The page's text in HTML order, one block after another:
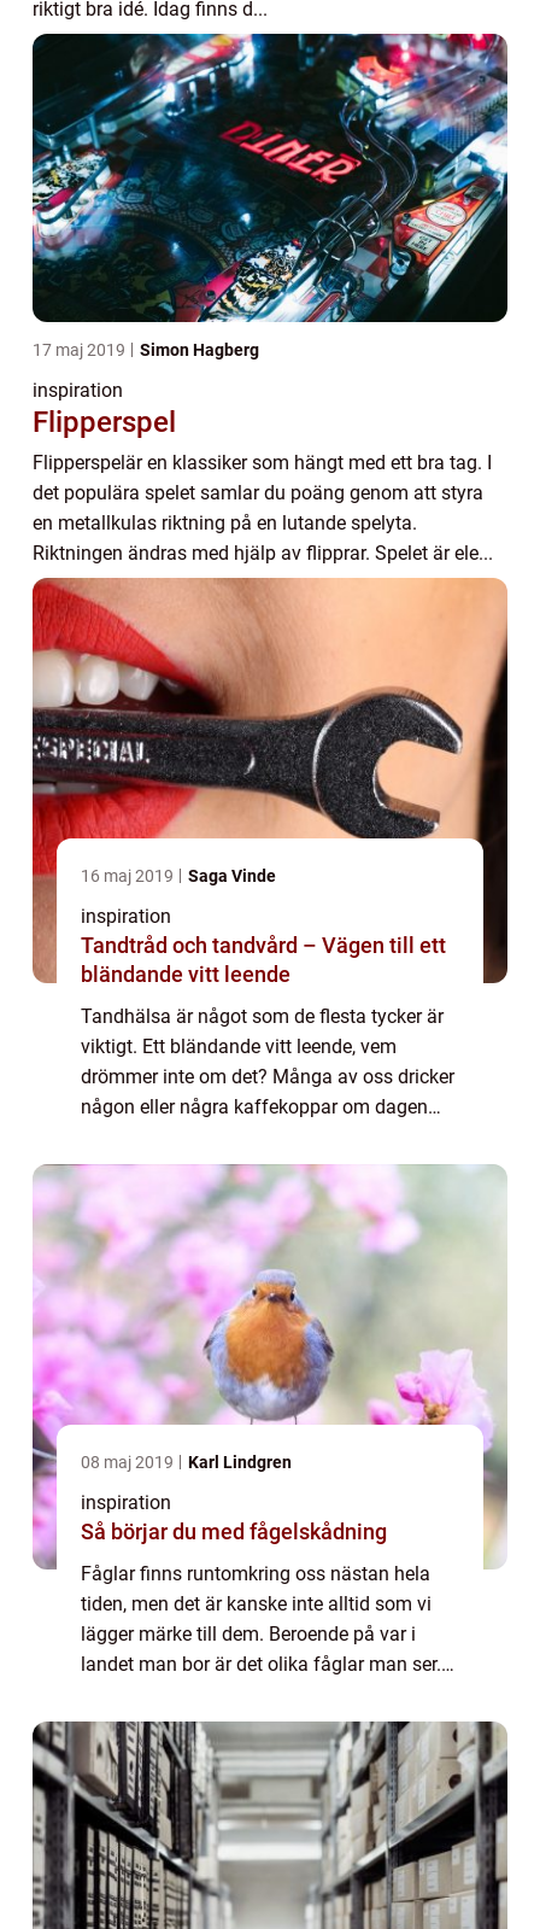
riktigt bra idé. Idag finns d...
17 maj 2019 Simon Hagberg
inspiration
Flipperspel
Flipperspelär en klassiker som hängt med ett bra tag. I
det populära spelet samlar du poäng genom att styra
en metallkulas riktning på en lutande spelyta.
Riktningen ändras med hjälp av flipprar. Spelet är ele...
16 maj 2019 Saga Vinde
inspiration
Tandtråd och tandvård – Vägen till ett
bländande vitt leende
Tandhälsa är något som de flesta tycker är
viktigt. Ett bländande vitt leende, vem
drömmer inte om det? Många av oss dricker
någon eller några kaffekoppar om dagen
08 maj 2019 Karl Lindgren
inspiration
Så börjar du med fågelskådning
Fåglar finns runtomkring oss nästan hela
tiden, men det är kanske inte alltid som vi
lägger märke till dem. Beroende på var i
landet man bor är det olika fåglar man ser.